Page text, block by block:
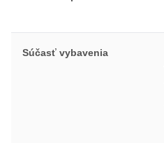
Súčasť vybavenia